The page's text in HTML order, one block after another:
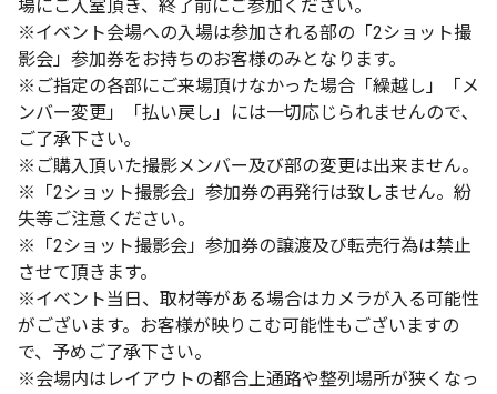
場にご入室頂き、終了前にご参加ください。
※イベント会場への入場は参加される部の「2ショット撮
影会」参加券をお持ちのお客様のみとなります。
※ご指定の各部にご来場頂けなかった場合「繰越し」「メ
ンバー変更」「払い戻し」には一切応じられませんので､
ご了承下さい｡
※ご購入頂いた撮影メンバー及び部の変更は出来ません。
※「2ショット撮影会」参加券の再発行は致しません。紛
失等ご注意ください。
※「2ショット撮影会」参加券の譲渡及び転売行為は禁止
させて頂きます。
※イベント当日、取材等がある場合はカメラが入る可能性
がございます。お客様が映りこむ可能性もございますの
で、予めご了承下さい。
※会場内はレイアウトの都合上通路や整列場所が狭くなっ